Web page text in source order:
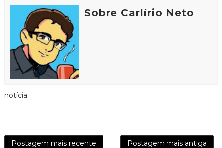
Sobre Carlírio Neto
notícia
Postagem mais recente Postagem mais antiga